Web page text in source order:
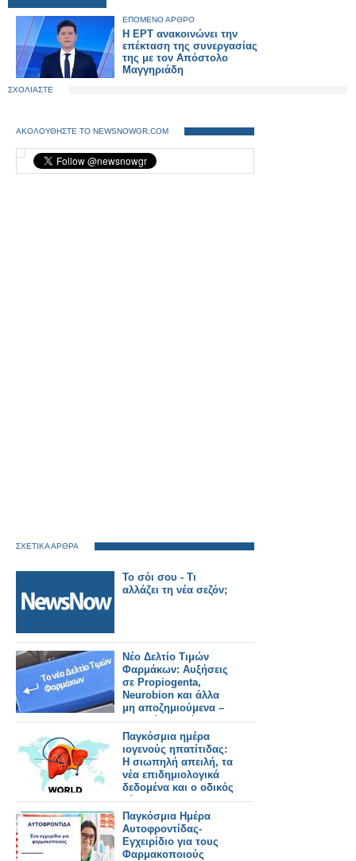
ΕΠΟΜΕΝΟ ΑΡΘΡΟ
Η ΕΡΤ ανακοινώνει την
επέκταση της συνεργασίας
της με τον Απόστολο
Μαγγηριάδη
ΣΧΟΛΙΑΣΤΕ
ΑΚΟΛΟΥΘΗΣΤΕ ΤΟ NEWSNOWGR.COM
ΣΧΕΤΙΚΑ ΑΡΘΡΑ
Το σόι σου - Τι
αλλάζει τη νέα σεζόν;
Νέο Δελτίο Τιμών
Φαρμάκων: Αυξήσεις
σε Propiogenta,
Neurobion και άλλα
μη αποζημιούμενα –
Τι αλλάζει από
31/7/2026
Παγκόσμια ημέρα
ιογενούς ηπατίτιδας:
Η σιωπηλή απειλή, τα
νέα επιδημιολογικά
δεδομένα και ο οδικός
χάρτης για την
εξάλειψη της νόσου
Παγκόσμια Ημέρα
Αυτοφροντίδας-
Εγχειρίδιο για τους
Φαρμακοποιούς